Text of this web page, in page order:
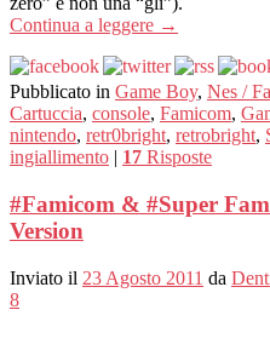
Continua a leggere →
Pubblicato in Game Boy, Nes /
Cartuccia, console, Famicom,
nintendo, retr0bright, retrobright,
ingiallimento | 17 Risposte
#Famicom & #Super
Version
Inviato il 23 Agosto 2011 da
8